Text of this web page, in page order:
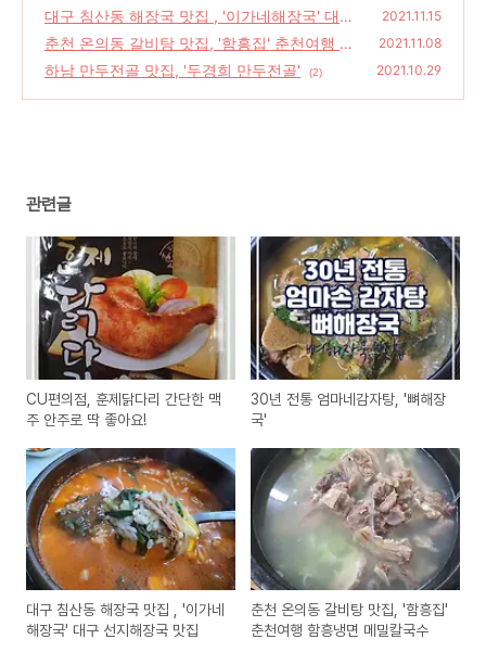
대구 침산동 해장국 맛집 , '이가네해장국' 대구
선지해장국 맛집
(14)
2021.11.15
춘천 온의동 갈비탕 맛집, '함흥집' 춘천여행 함
흥냉면 메밀칼국수
(20)
2021.11.08
하남 만두전골 맛집, '두경희 만두전골' (2) 2021.10.29
관련글
CU편의점, 훈제닭다리 간단한 맥
주 안주로 딱 좋아요!
30년 전통 엄마네감자탕, '뼈해장
국'
대구 침산동 해장국 맛집 , '이가네
해장국' 대구 선지해장국 맛집
춘천 온의동 갈비탕 맛집, '함흥집'
춘천여행 함흥냉면 메밀칼국수